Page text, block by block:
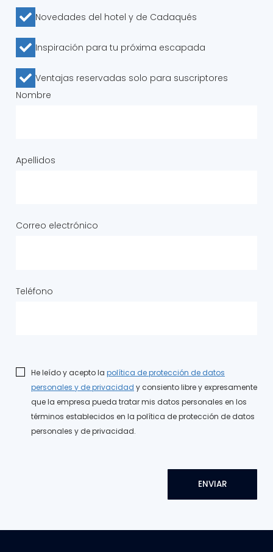
Novedades del hotel y de Cadaqués
Inspiración para tu próxima escapada
Ventajas reservadas solo para suscriptores
Nombre
Apellidos
Correo electrónico
Teléfono
He leído y acepto la política de protección de datos
personales y de privacidad y consiento libre y expresamente
que la empresa pueda tratar mis datos personales en los
términos establecidos en la política de protección de datos
personales y de privacidad.
ENVIAR